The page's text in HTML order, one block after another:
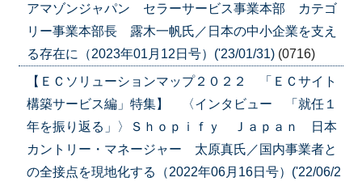
アマゾンジャパン セラーサービス事業本部 カテゴ
リー事業本部長 露木一帆氏／日本の中小企業を支え
る存在に（2023年01月12日号）('23/01/31) (0716)
【ＥＣソリューションマップ２０２２ 「ＥＣサイト
構築サービス編」特集】 〈インタビュー 「就任１
年を振り返る」〉Ｓｈｏｐｉｆｙ Ｊａｐａｎ 日本
カントリー・マネージャー 太原真氏／国内事業者と
の全接点を現地化する（2022年06月16日号）('22/06/2